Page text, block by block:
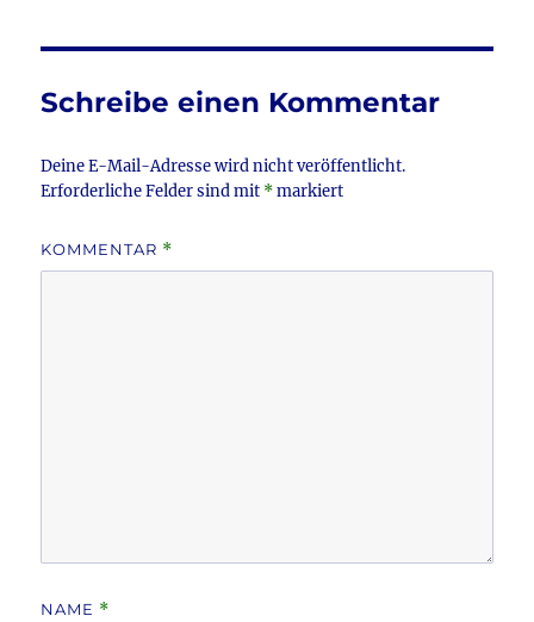
b
o
o
k
r
Schreibe einen Kommentar
Deine E-Mail-Adresse wird nicht veröffentlicht.
Erforderliche Felder sind mit *markiert
KOMMENTAR *
NAME *